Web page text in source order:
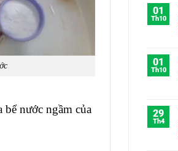
bể nước ngầm của
01
Th10
01
Th10
29
Th4